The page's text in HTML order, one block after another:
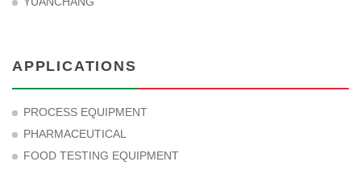
APPLICATIONS
PROCESS EQUIPMENT
PHARMACEUTICAL
FOOD TESTING EQUIPMENT